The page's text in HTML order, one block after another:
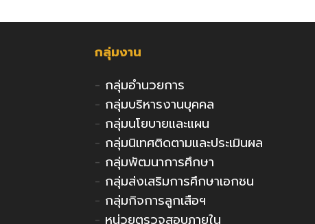
กลุ่มงาน
- กลุ่มอำนวยการ
- กลุ่มบริหารงานบุคคล
- กลุ่มนโยบายและแผน
- กลุ่มนิเทศติดตามและประเมินผล
- กลุ่มพัฒนาการศึกษา
- กลุ่มส่งเสริมการศึกษาเอกชน
- กลุ่มกิจการลูกเสือฯ
- หน่วยตรวจสอบภายใน